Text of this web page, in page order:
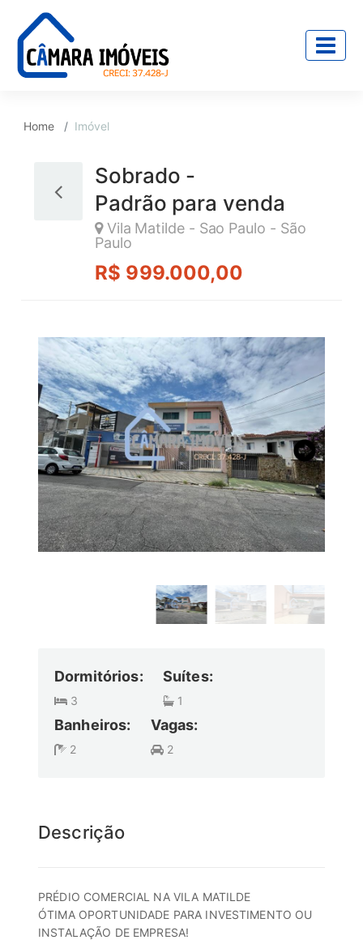
Home Imóvel
Sobrado -
Padrão para venda
Vila Matilde - Sao Paulo - São
Paulo
R$ 999.000,00
Dormitórios:
3
Suítes:
1
Banheiros:
2
Vagas:
2
Descrição
PRÉDIO COMERCIAL NA VILA MATILDE
ÓTIMA OPORTUNIDADE PARA INVESTIMENTO OU
INSTALAÇÃO DE EMPRESA!